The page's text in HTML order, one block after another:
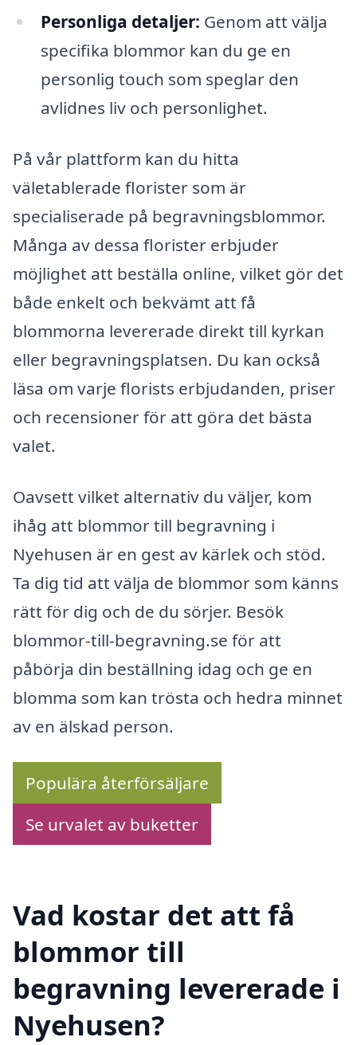
Personliga detaljer: Genom att välja
specifika blommor kan du ge en
personlig touch som speglar den
avlidnes liv och personlighet.
På vår plattform kan du hitta
väletablerade florister som är
specialiserade på begravningsblommor.
Många av dessa florister erbjuder
möjlighet att beställa online, vilket gör det
både enkelt och bekvämt att få
blommorna levererade direkt till kyrkan
eller begravningsplatsen. Du kan också
läsa om varje florists erbjudanden, priser
och recensioner för att göra det bästa
valet.
Oavsett vilket alternativ du väljer, kom
ihåg att blommor till begravning i
Nyehusen är en gest av kärlek och stöd.
Ta dig tid att välja de blommor som känns
rätt för dig och de du sörjer. Besök
blommor-till-begravning.se för att
påbörja din beställning idag och ge en
blomma som kan trösta och hedra minnet
av en älskad person.
Populära återförsäljare
Se urvalet av buketter
Vad kostar det att få
blommor till
begravning levererade i
Nyehusen?